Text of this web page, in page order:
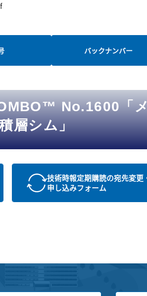
バックナンバー
No.1600「
層シム」
技術時報定期購読の宛先変更
申し込みフォーム